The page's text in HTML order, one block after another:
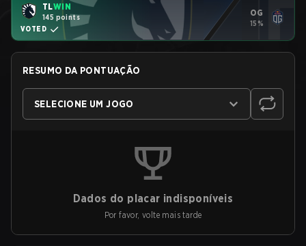
TLWIN
145 points
VOTED
OG
15%
RESUMO DA PONTUAÇÃO
SELECIONE UM JOGO
Dados do placar indisponíveis
Por favor, volte mais tarde